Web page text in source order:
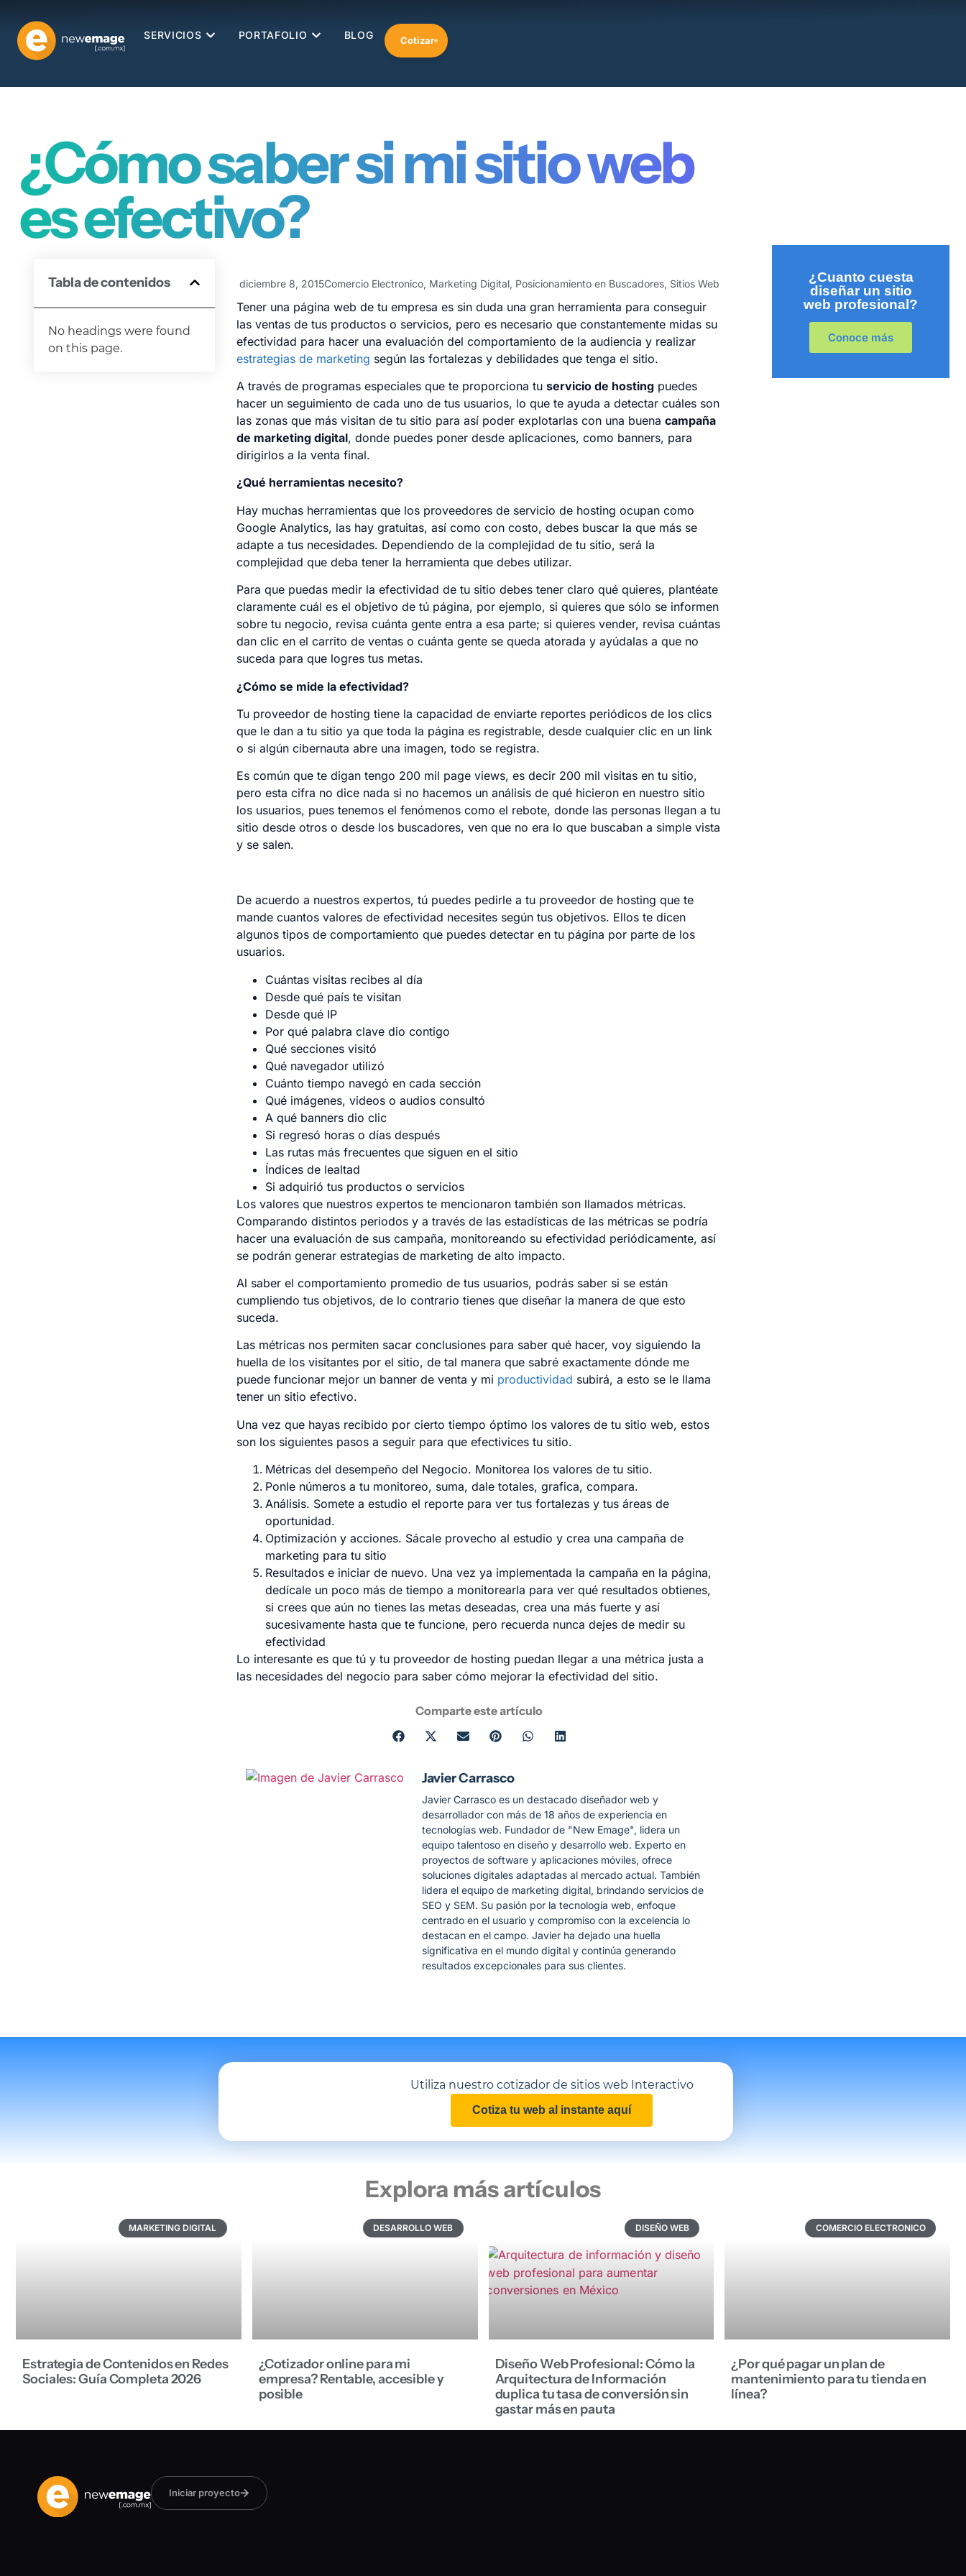
SERVICIOS PORTAFOLIO BLOG Cotizar
¿Cómo saber si mi sitio web
es efectivo?
Tabla de contenidos
No headings were found
on this page.
diciembre 8, 2015Comercio Electronico, Marketing Digital, Posicionamiento en Buscadores, Sitios Web
Tener una página web de tu empresa es sin duda una gran herramienta para conseguir
las ventas de tus productos o servicios, pero es necesario que constantemente midas su
efectividad para hacer una evaluación del comportamiento de la audiencia y realizar
estrategias de marketing según las fortalezas y debilidades que tenga el sitio.
A través de programas especiales que te proporciona tuservicio de hosting puedes
hacer un seguimiento de cada uno de tus usuarios, lo que te ayuda a detectar cuáles son
las zonas que más visitan de tu sitio para así poder explotarlas con una buenacampaña
de marketing digital, donde puedes poner desde aplicaciones, como banners, para
dirigirlos a la venta final.
¿Qué herramientas necesito?
Hay muchas herramientas que los proveedores de servicio de hosting ocupan como
Google Analytics, las hay gratuitas, así como con costo, debes buscar la que más se
adapte a tus necesidades. Dependiendo de la complejidad de tu sitio, será la
complejidad que deba tener la herramienta que debes utilizar.
Para que puedas medir la efectividad de tu sitio debes tener claro qué quieres, plantéate
claramente cuál es el objetivo de tú página, por ejemplo, si quieres que sólo se informen
sobre tu negocio, revisa cuánta gente entra a esa parte; si quieres vender, revisa cuántas
dan clic en el carrito de ventas o cuánta gente se queda atorada y ayúdalas a que no
suceda para que logres tus metas.
¿Cómo se mide la efectividad?
Tu proveedor de hosting tiene la capacidad de enviarte reportes periódicos de los clics
que le dan a tu sitio ya que toda la página es registrable, desde cualquier clic en un link
o si algún cibernauta abre una imagen, todo se registra.
Es común que te digan tengo 200 mil page views, es decir 200 mil visitas en tu sitio,
pero esta cifra no dice nada si no hacemos un análisis de qué hicieron en nuestro sitio
los usuarios, pues tenemos el fenómenos como el rebote, donde las personas llegan a tu
sitio desde otros o desde los buscadores, ven que no era lo que buscaban a simple vista
y se salen.
De acuerdo a nuestros expertos, tú puedes pedirle a tu proveedor de hosting que te
mande cuantos valores de efectividad necesites según tus objetivos. Ellos te dicen
algunos tipos de comportamiento que puedes detectar en tu página por parte de los
usuarios.
Cuántas visitas recibes al día
Desde qué país te visitan
Desde qué IP
Por qué palabra clave dio contigo
Qué secciones visitó
Qué navegador utilizó
Cuánto tiempo navegó en cada sección
Qué imágenes, videos o audios consultó
A qué banners dio clic
Si regresó horas o días después
Las rutas más frecuentes que siguen en el sitio
Índices de lealtad
Si adquirió tus productos o servicios
Los valores que nuestros expertos te mencionaron también son llamados métricas.
Comparando distintos periodos y a través de las estadísticas de las métricas se podría
hacer una evaluación de sus campaña, monitoreando su efectividad periódicamente, así
se podrán generar estrategias de marketing de alto impacto.
Al saber el comportamiento promedio de tus usuarios, podrás saber si se están
cumpliendo tus objetivos, de lo contrario tienes que diseñar la manera de que esto
suceda.
Las métricas nos permiten sacar conclusiones para saber qué hacer, voy siguiendo la
huella de los visitantes por el sitio, de tal manera que sabré exactamente dónde me
puede funcionar mejor un banner de venta y mi productividad subirá, a esto se le llama
tener un sitio efectivo.
Una vez que hayas recibido por cierto tiempo óptimo los valores de tu sitio web, estos
son los siguientes pasos a seguir para que efectivices tu sitio.
Métricas del desempeño del Negocio. Monitorea los valores de tu sitio.
Ponle números a tu monitoreo, suma, dale totales, grafica, compara.
Análisis. Somete a estudio el reporte para ver tus fortalezas y tus áreas de
oportunidad.
Optimización y acciones. Sácale provecho al estudio y crea una campaña de
marketing para tu sitio
Resultados e iniciar de nuevo. Una vez ya implementada la campaña en la página,
dedícale un poco más de tiempo a monitorearla para ver qué resultados obtienes,
si crees que aún no tienes las metas deseadas, crea una más fuerte y así
sucesivamente hasta que te funcione, pero recuerda nunca dejes de medir su
efectividad
Lo interesante es que tú y tu proveedor de hosting puedan llegar a una métrica justa a
las necesidades del negocio para saber cómo mejorar la efectividad del sitio.
Comparte este artículo
Javier Carrasco
Javier Carrasco es un destacado diseñador web y
desarrollador con más de 18 años de experiencia en
tecnologías web. Fundador de "New Emage", lidera un
equipo talentoso en diseño y desarrollo web. Experto en
proyectos de software y aplicaciones móviles, ofrece
soluciones digitales adaptadas al mercado actual. También
lidera el equipo de marketing digital, brindando servicios de
SEO y SEM. Su pasión por la tecnología web, enfoque
centrado en el usuario y compromiso con la excelencia lo
destacan en el campo. Javier ha dejado una huella
significativa en el mundo digital y continúa generando
resultados excepcionales para sus clientes.
¿Cuanto cuesta
diseñar un sitio
web profesional?
Conoce más
Utiliza nuestro cotizador de sitios web Interactivo
Cotiza tu web al instante aquí
Explora más artículos
MARKETING DIGITAL
Estrategia de Contenidos en Redes
Sociales: Guía Completa 2026
DESARROLLO WEB
¿Cotizador online para mi
empresa? Rentable, accesible y
posible
DISEÑO WEB
Diseño Web Profesional: Cómo la
Arquitectura de Información
duplica tu tasa de conversión sin
gastar más en pauta
COMERCIO ELECTRONICO
¿Por qué pagar un plan de
mantenimiento para tu tienda en
línea?
Iniciar proyecto